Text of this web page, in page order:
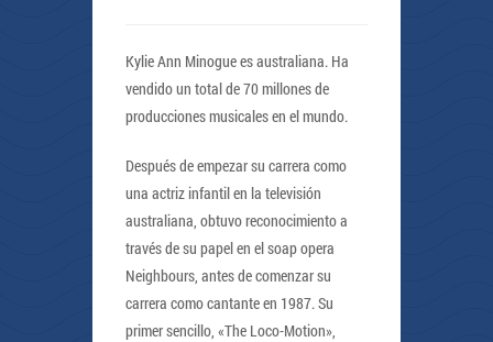
Kylie Ann Minogue es australiana. Ha
vendido un total de 70 millones de
producciones musicales en el mundo.
Después de empezar su carrera como
una actriz infantil en la televisión
australiana, obtuvo reconocimiento a
través de su papel en el soap opera
Neighbours, antes de comenzar su
carrera como cantante en 1987. Su
primer sencillo, «The Loco-Motion»,